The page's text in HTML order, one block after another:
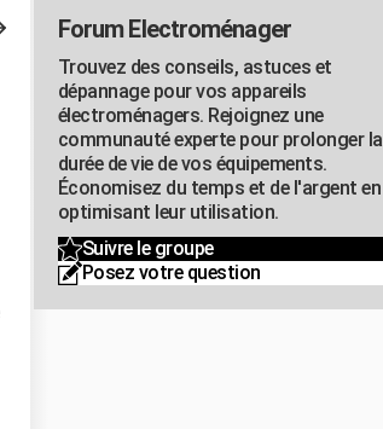
Forum Electroménager
Trouvez des conseils, astuces et
dépannage pour vos appareils
électroménagers. Rejoignez une
communauté experte pour prolonger la
durée de vie de vos équipements.
Économisez du temps et de l'argent en
optimisant leur utilisation.
Suivre le groupe
Posez votre question